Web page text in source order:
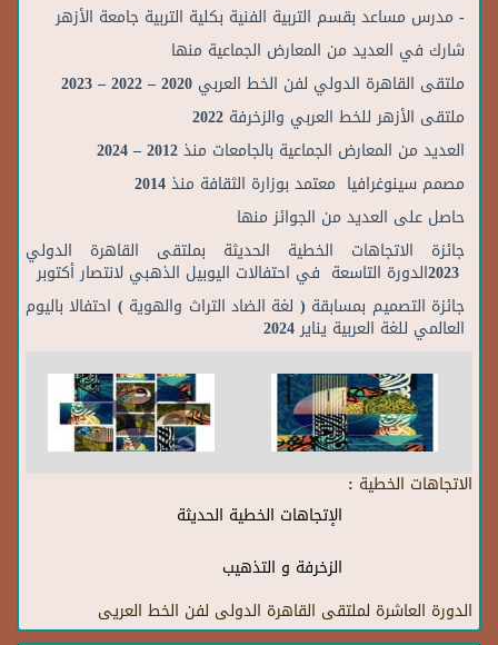
- مدرس مساعد بقسم التربية الفنية بكلية التربية جامعة الأزهر
شارك في العديد من المعارض الجماعية منها
ملتقى القاهرة الدولي لفن الخط العربي 2020 – 2022 – 2023
ملتقى الأزهر للخط العربي والزخرفة 2022
العديد من المعارض الجماعية بالجامعات منذ 2012 – 2024
مصمم سينوغرافيا معتمد بوزارة الثقافة منذ 2014
حاصل على العديد من الجوائز منها
جائزة الاتجاهات الخطية الحديثة بملتقى القاهرة الدولي
جائزة التصميم بمسابقة ( لغة الضاد التراث والهوية ) احتفالا باليوم
العالمي للغة العربية يناير 2024
الاتجاهات الخطية :
الإتجاهات الخطية الحديثة
الزخرفة و التذهيب
الدورة العاشرة لملتقى القاهرة الدولى لفن الخط العريى